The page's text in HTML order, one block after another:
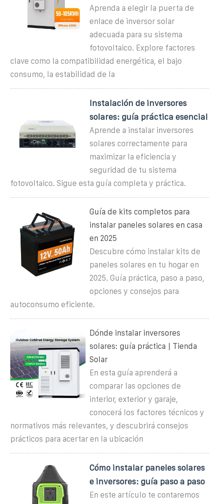
Aprenda a elegir la puerta de
enlace de inversor solar
adecuada para su sistema
fotovoltaico. Explore factores
clave como la compatibilidad energética, el bajo
consumo, la estabilidad de la
Instalación de inversores
solares: guía práctica esencial
Aprende a instalar inversores
solares correctamente para
maximizar la eficiencia y
seguridad de tu sistema
fotovoltaico. Sigue esta guía completa y práctica.
Guía de kits completos para
instalar paneles solares en casa
en 2025
Descubre cómo instalar kits de
paneles solares en tu hogar en
2025. Guía práctica, paso a paso,
opciones y consejos para
autoconsumo eficiente.
Dónde instalar inversores
solares: guía práctica | Tienda
Solar
En esta guía aprenderá a
comparar las opciones de
interior, exterior y garaje,
conocerá los factores técnicos y
normativos más relevantes, y descubrirá consejos
prácticos para acertar en la ubicación
Cómo instalar paneles solares
e inversores: guía paso a paso
En este artículo te contaremos